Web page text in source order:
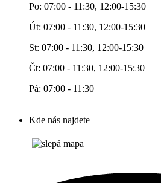
Po: 07:00 - 11:30, 12:00-15:30
Út: 07:00 - 11:30, 12:00-15:30
St: 07:00 - 11:30, 12:00-15:30
Čt: 07:00 - 11:30, 12:00-15:30
Pá: 07:00 - 11:30
Kde nás najdete